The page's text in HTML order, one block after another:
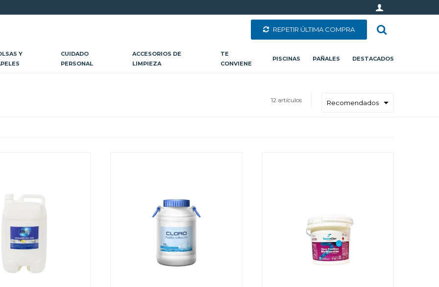
Y
CUIDADO
PERSONAL
ACCESORIOS DE
LIMPIEZA
TE
CONVIENE
PISCINAS PAÑALES DESTACADOS
REPETIR ÚLTIMA COMPRA
12 artículos